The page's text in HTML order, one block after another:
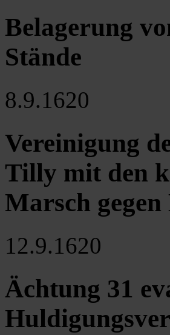
Belagerung
Stände
8.9.1620
Vereinigung
Tilly mit den
Marsch gegen
12.9.1620
Ächtung 31